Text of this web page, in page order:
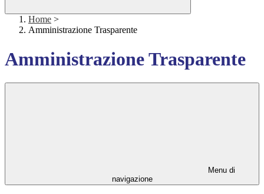
Home >
Amministrazione Trasparente
Amministrazione Trasparente
Menu di
navigazione